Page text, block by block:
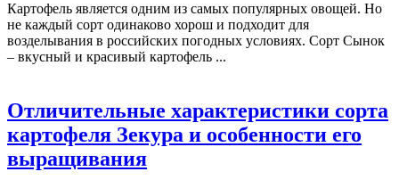
Картофель является одним из самых популярных овощей. Но
не каждый сорт одинаково хорош и подходит для
возделывания в российских погодных условиях. Сорт Сынок
– вкусный и красивый картофель ...
Отличительные характеристики сорта
картофеля Зекура и особенности его
выращивания